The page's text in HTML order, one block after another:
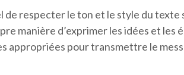
de respecter le ton et le style du
manière d’exprimer les idées et les
appropriées pour transmettre le